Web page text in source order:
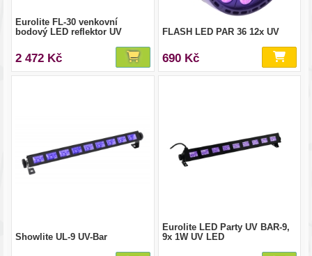
Eurolite FL-30 venkovní
bodový LED reflektor UV
2 472 Kč
FLASH LED PAR 36 12x UV
690 Kč
Showlite UL-9 UV-Bar
Eurolite LED Party UV BAR-9,
9x 1W UV LED